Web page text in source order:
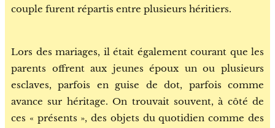
couple furent répartis entre plusieurs héritiers.
Lors des mariages, il était également courant que les
parents offrent aux jeunes époux un ou plusieurs
esclaves, parfois en guise de dot, parfois comme
avance sur héritage. On trouvait souvent, à côté de
ces « présents », des objets du quotidien comme des